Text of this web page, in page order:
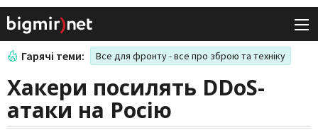
Гарячі теми: Все для фронту - все про зброю та техніку
Хакери посилять DDoS-
атаки на Росію